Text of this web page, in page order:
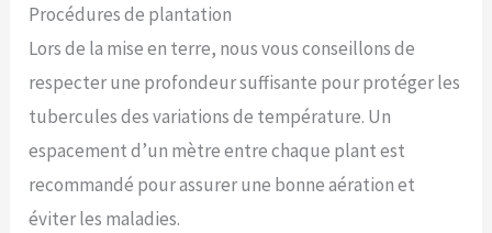
Procédures de plantation
Lors de la mise en terre, nous vous conseillons de
respecter une profondeur suffisante pour protéger les
tubercules des variations de température. Un
espacement d’un mètre entre chaque plant est
recommandé pour assurer une bonne aération et
éviter les maladies.